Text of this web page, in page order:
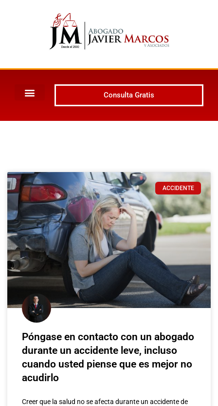
Consulta Gratis
ACCIDENTE
Póngase en contacto con un abogado
durante un accidente leve, incluso
cuando usted piense que es mejor no
acudirlo
Creer que la salud no se afecta durante un accidente de